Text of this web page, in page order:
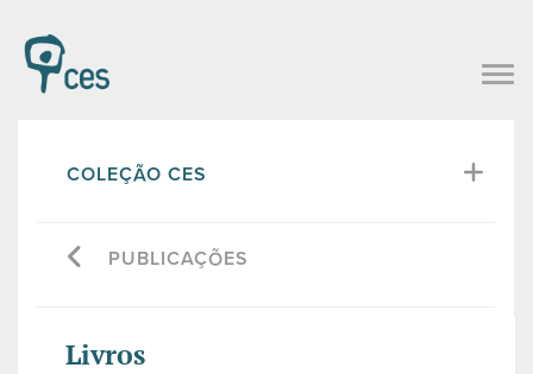
COLEÇÃO CES
PUBLICAÇÕES
Livros